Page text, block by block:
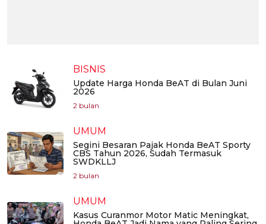
BISNIS
Update Harga Honda BeAT di Bulan Juni
2026
2 bulan
UMUM
Segini Besaran Pajak Honda BeAT Sporty
CBS Tahun 2026, Sudah Termasuk
SWDKLLJ
2 bulan
UMUM
Kasus Curanmor Motor Matic Meningkat,